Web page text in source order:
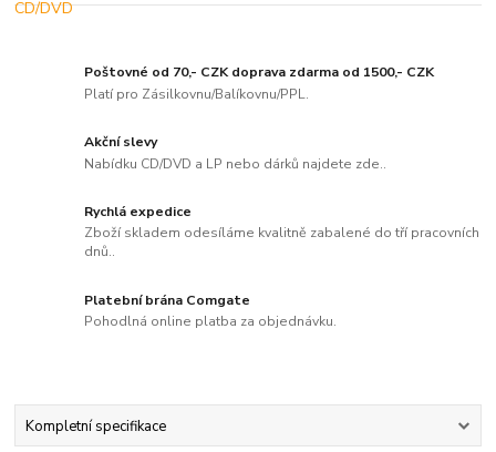
Poštovné od 70,- CZK doprava zdarma od 1500,- CZK
Platí pro Zásilkovnu/Balíkovnu/PPL.
Akční slevy
Nabídku CD/DVD a LP nebo dárků najdete zde..
Rychlá expedice
Zboží skladem odesíláme kvalitně zabalené do tří pracovních
dnů..
Platební brána Comgate
Pohodlná online platba za objednávku.
Kompletní specifikace